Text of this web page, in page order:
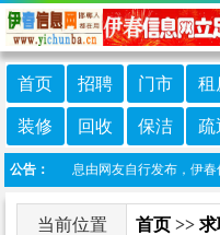
首页 招聘 门市 租
装修 回收 保洁 疏
公告：
本栏目信息由网友自行发布，伊春
当前位置 首页 >> 求